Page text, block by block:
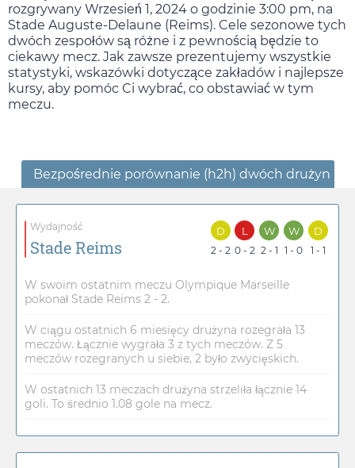
rozgrywany Wrzesień 1, 2024 o godzinie 3:00 pm, na
Stade Auguste-Delaune (Reims). Cele sezonowe tych
dwóch zespołów są różne i z pewnością będzie to
ciekawy mecz. Jak zawsze prezentujemy wszystkie
statystyki, wskazówki dotyczące zakładów i najlepsze
kursy, aby pomóc Ci wybrać, co obstawiać w tym
meczu.
Bezpośrednie porównanie (h2h) dwóch drużyn
Wydajność
Stade Reims
D
2 - 2
L
0 - 2
W
2 - 1
W
1 - 0
D
1 - 1
W swoim ostatnim meczu Olympique Marseille
pokonał Stade Reims 2 - 2.
W ciągu ostatnich 6 miesięcy drużyna rozegrała 13
meczów. Łącznie wygrała 3 z tych meczów. Z 5
meczów rozegranych u siebie, 2 było zwycięskich.
W ostatnich 13 meczach drużyna strzeliła łącznie 14
goli. To średnio 1.08 gole na mecz.